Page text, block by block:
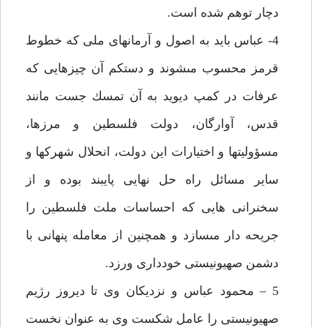
دچار توهم شده است.
4- عباس بايد به اصول و آرمان‏هاى ملى كه خطوط
قرمز محسوب مى‏شوند و دستكم آن چيزهايى كه
عرفات در كمپ ديويد به آن تمسك جست مانند
قدس، آوارگان، دولت فلسطين و مرزها،
مسؤوليت‏ها و اختيارات اين دولت، انحلال شهرك‏ها و
ساير مسائل راه حل نهايى پايبند بوده و از
سخنرانى هايى كه احساسات ملت فلسطين را
جريحه دار مى‏سازد و همچنين از معامله پنهانى با
دشمن صهيونيستى خوددارى ورزد.
5 – محمود عباس و نزديكان وى تا ديروز رژيم
صهيونيستى را عامل شكست وى به عنوان نخست